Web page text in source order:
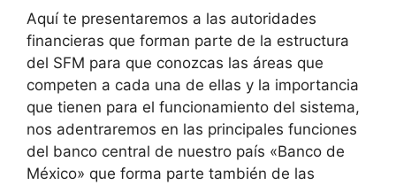
Aquí te presentaremos a las autoridades
financieras que forman parte de la estructura
del SFM para que conozcas las áreas que
competen a cada una de ellas y la importancia
que tienen para el funcionamiento del sistema,
nos adentraremos en las principales funciones
del banco central de nuestro país «Banco de
México» que forma parte también de las